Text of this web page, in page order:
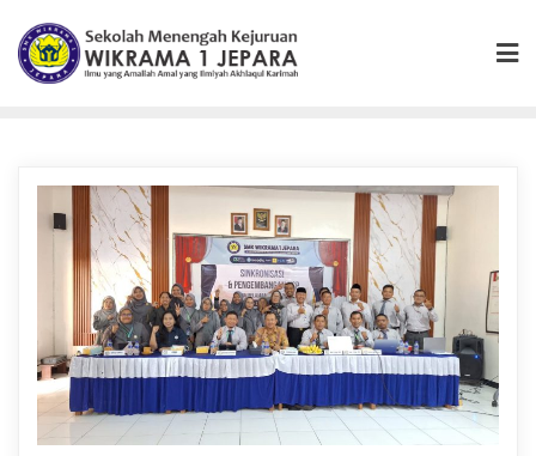
content